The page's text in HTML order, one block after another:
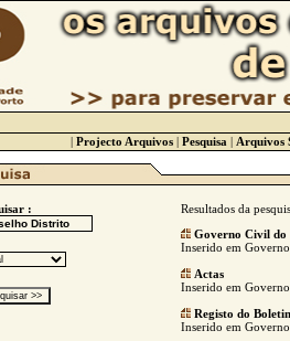
| Projecto Arquivos | Pesquisa | Arquivos
:
Resultados da
Governo Civil do
Inserido em
Actas
Inserido em
Registo do
Inserido em